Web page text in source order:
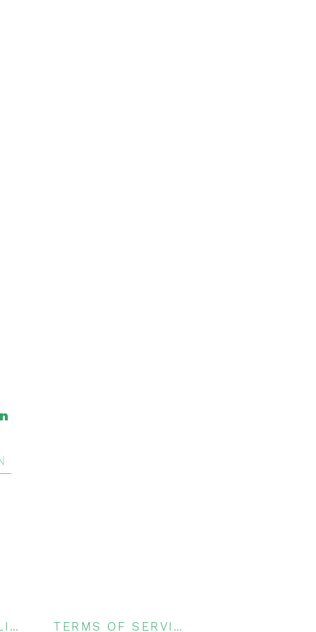
PRIVACY POLICY TERMS OF SERVICE